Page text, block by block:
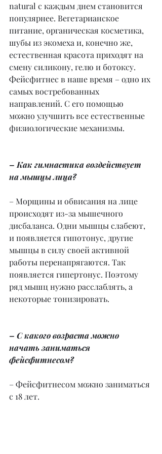
natural с каждым днем становится
популярнее. Вегетарианское
питание, органическая косметика,
шубы из экомеха и, конечно же,
естественная красота приходят на
смену силикону, гелю и ботоксу.
Фейсфитнес в наше время – одно их
самых востребованных
направлений. С его помощью
можно улучшить все естественные
физиологические механизмы.
– Как гимнастика воздействует
на мышцы лица?
– Морщины и обвисания на лице
происходят из-за мышечного
дисбаланса. Одни мышцы слабеют,
и появляется гипотонус, другие
мышцы в силу своей активной
работы перенапрягаются. Так
появляется гипертонус. Поэтому
ряд мышц нужно расслаблять, а
некоторые тонизировать.
– С какого возраста можно
начать заниматься
фейсфитнесом?
– Фейсфитнесом можно заниматься
с 18 лет.